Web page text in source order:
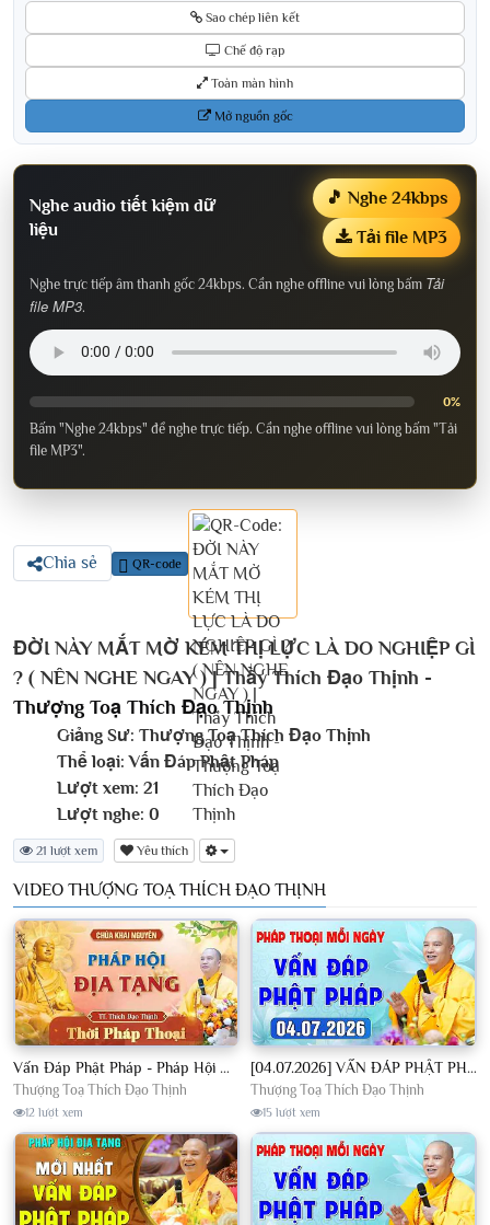
Sao chép liên kết
Chế độ rạp
Toàn màn hình
Mở nguồn gốc
Nghe audio tiết kiệm dữ
liệu
🎵 Nghe 24kbps
Tải file MP3
Nghe trực tiếp âm thanh gốc 24kbps. Cần nghe offline vui lòng bấm Tải
file MP3.
0%
Bấm "Nghe 24kbps" để nghe trực tiếp. Cần nghe offline vui lòng bấm "Tải
file MP3".
Chia sẻ QR-code
ĐỜI NÀY MẮT MỜ KÉM THỊ LỰC LÀ DO NGHIỆP GÌ
? ( NÊN NGHE NGAY ) | Thầy Thích Đạo Thịnh -
Thượng Toạ Thích Đạo Thịnh
Giảng Sư: Thượng Toạ Thích Đạo Thịnh
Thể loại: Vấn Đáp Phật Pháp
Lượt xem: 21
Lượt nghe: 0
21 lượt xem Yêu thích
VIDEO THƯỢNG TOẠ THÍCH ĐẠO THỊNH
Vấn Đáp Phật Pháp - Pháp Hội Địa Tạng Ngày 01/08/2026│TT. Thích Đạo Thịnh
Thượng Toạ Thích Đạo Thịnh
12 lượt xem
[04.07.2026] VẤN ĐÁP PHẬT PHÁP - Nghe Thầy giảng Pháp mỗi ngày CÔNG ĐỨC VÔ LƯỢNG│TT. Thích Đạo Thịnh
Thượng Toạ Thích Đạo Thịnh
15 lượt xem